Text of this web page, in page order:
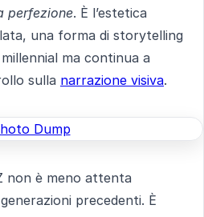
perfezione. È l’estetica
una forma di storytelling
ma continua a
sulla narrazione visiva.
non è meno attenta
precedenti. È